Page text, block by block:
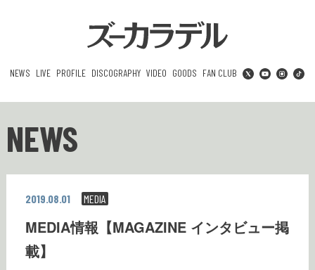
NEWS LIVE PROFILE DISCOGRAPHY VIDEO GOODS FAN CLUB
NEWS
2019.08.01 MEDIA
MEDIA情報【MAGAZINE インタビュー掲
載】